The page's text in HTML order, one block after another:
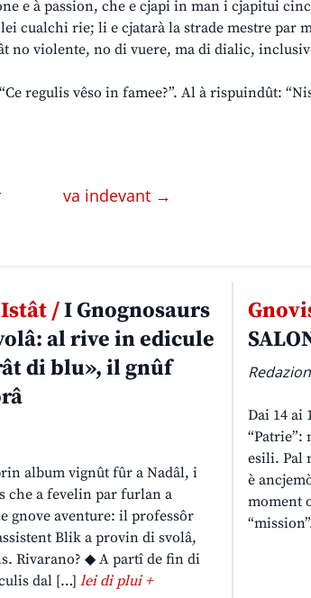
e à passion, che e cjapi in man i cjapitui
cualchi rie; li e cjatarà la strade mestre par
no violente, no di vuere, ma di dialic,
regulis vêso in famee?”. Al à rispuindût:
va indevant →
/I Gnognosaurs
al rive in edicule
di blu», il gnûf
album vignût fûr a Nadâl, i
che a fevelin par furlan a
gnove aventure: il professôr
Blik a provin di svolâ,
Rivarano? ◆ A partî de fin di
dal […] lei di plui +
Redazion
Dai 14 ai
esili. Pal
è
moment